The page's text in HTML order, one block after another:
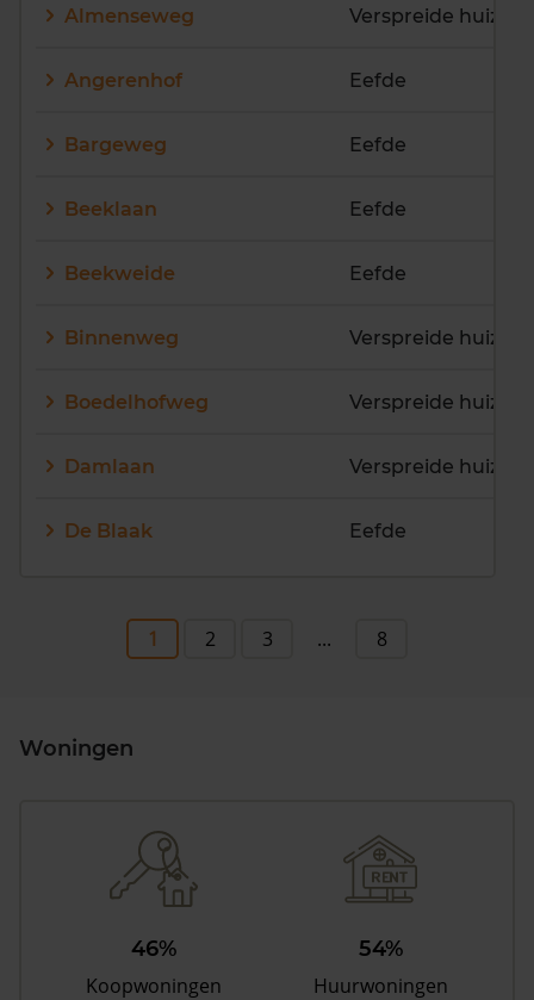
Q
R U
V
Almenseweg Verspreide huizen
Angerenhof Eefde
Bargeweg Eefde
Beeklaan Eefde
Beekweide Eefde
Binnenweg Verspreide huizen
Boedelhofweg Verspreide huizen
Damlaan Verspreide huizen
De Blaak Eefde
1 2 3 ... 8
Woningen
46%
Koopwoningen
54%
Huurwoningen